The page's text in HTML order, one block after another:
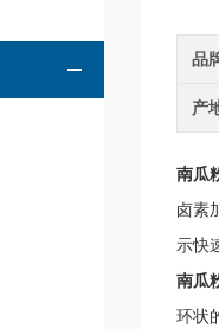
品
产
南瓜
卤素
示快
南瓜
环状